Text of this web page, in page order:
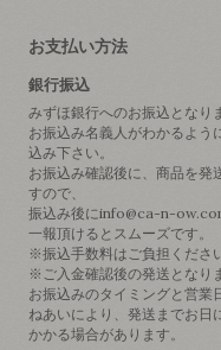
お支払い方法
銀行振込
みずほ銀行へのお振込となり
お振込み名義人がわかるよう
込み下さい。
お振込み確認後に、商品を発
すので、
振込み後にinfo@ca-n-
一報頂けるとスムーズです。
※振込手数料はご負担くださ
※ご入金確認後の発送となり
お振込みのタイミングと営業
ねあいにより、発送までお日
かかる場合があります。